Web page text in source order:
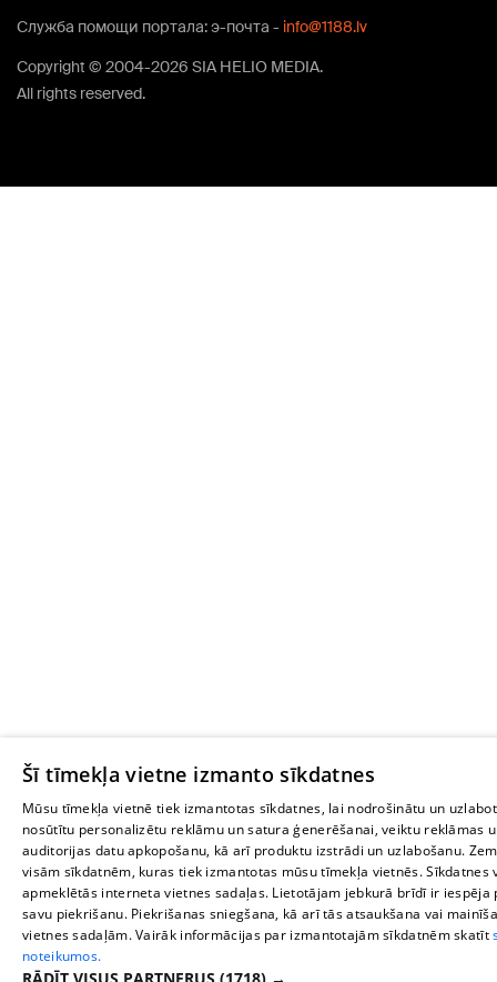
Служба помощи портала: э-почта - info@1188.lv
Copyright © 2004-2026 SIA HELIO MEDIA.
All rights reserved.
Šī tīmekļa vietne izmanto sīkdatnes
Mūsu tīmekļa vietnē tiek izmantotas sīkdatnes, lai nodrošinātu un
nosūtītu personalizētu reklāmu un satura ģenerēšanai, veiktu reklāmas
auditorijas datu apkopošanu, kā arī produktu izstrādi un uzlabošanu.
visām sīkdatnēm, kuras tiek izmantotas mūsu tīmekļa vietnēs.
apmeklētās interneta vietnes sadaļas. Lietotājam jebkurā brīdī ir
savu piekrišanu. Piekrišanas sniegšana, kā arī tās atsaukšana vai
vietnes sadaļām. Vairāk informācijas par izmantotajām sīkdatnēm skatīt
noteikumos.